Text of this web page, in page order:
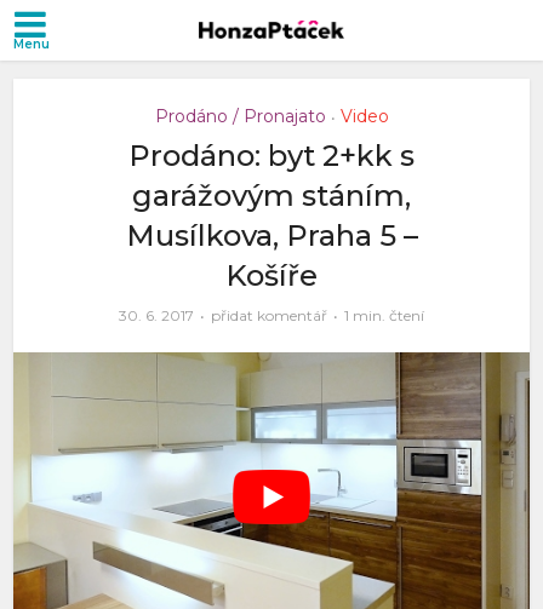
Prodáno / Pronajato • Video
Prodáno: byt 2+kk s
garážovým stáním,
Musílkova, Praha 5 –
Košíře
30. 6. 2017 přidat komentář 1 min. čtení